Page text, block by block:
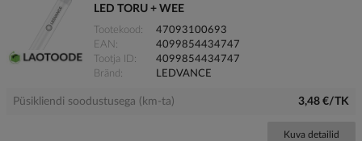
LED TORU + WEE
Tootekood
47093100693
EAN
4099854434747
Tootja ID
4099854434747
Bränd
LEDVANCE
Püsikliendi soodustusega (km-ta) 3,48 €/TK
Kuva detailid